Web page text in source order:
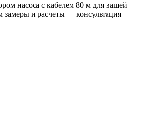
насоса с кабелем 80 м для вашей
и расчеты — консультация